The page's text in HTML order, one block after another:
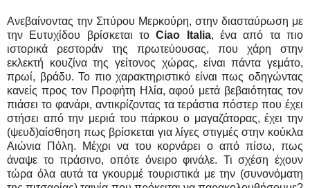
Ανεβαίνοντας την Σπύρου Μερκούρη, στην διασταύρωση με
την Ευτυχίδου βρίσκεται τοCiao Italia, ένα από τα πιο
ιστορικά ρεστοράν της πρωτεύουσας, που χάρη στην
εκλεκτή κουζίνα της γείτονος χώρας, είναι πάντα γεμάτο,
πρωί, βράδυ. Το πιο χαρακτηριστικό είναι πως οδηγώντας
κανείς προς τον Προφήτη Ηλία, αφού μετά βεβαιότητας τον
πιάσει το φανάρι, αντικρίζοντας τα τεράστια πόστερ που έχει
στήσει από την μεριά του πάρκου ο μαγαζάτορας, έχει την
(ψευδ)αίσθηση πως βρίσκεται για λίγες στιγμές στην κούκλα
Αιώνια Πόλη. Μέχρι να του κορνάρει ο από πίσω, πως
άναψε το πράσινο, οπότε όνειρο φινάλε. Τι σχέση έχουν
τώρα όλα αυτά τα γκουρμέ τουριστικά με την (συνονόματη